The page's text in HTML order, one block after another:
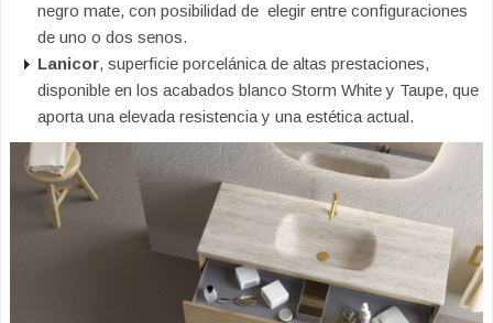
negro mate, con posibilidad de elegir entre configuraciones
de uno o dos senos.
Lanicor, superficie porcelánica de altas prestaciones,
disponible en los acabados blanco Storm White y Taupe, que
aporta una elevada resistencia y una estética actual.